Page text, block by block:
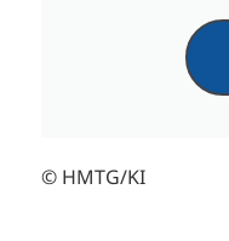
© HMTG/KI